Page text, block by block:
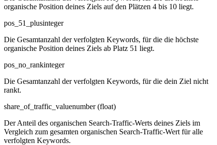
organische Position deines Ziels auf den Plätzen 4 bis 10 liegt.
pos_51_plusinteger
Die Gesamtanzahl der verfolgten Keywords, für die die höchste
organische Position deines Ziels ab Platz 51 liegt.
pos_no_rankinteger
Die Gesamtanzahl der verfolgten Keywords, für die dein Ziel nicht
rankt.
share_of_traffic_valuenumber (float)
Der Anteil des organischen Search-Traffic-Werts deines Ziels im
Vergleich zum gesamten organischen Search-Traffic-Wert für alle
verfolgten Keywords.